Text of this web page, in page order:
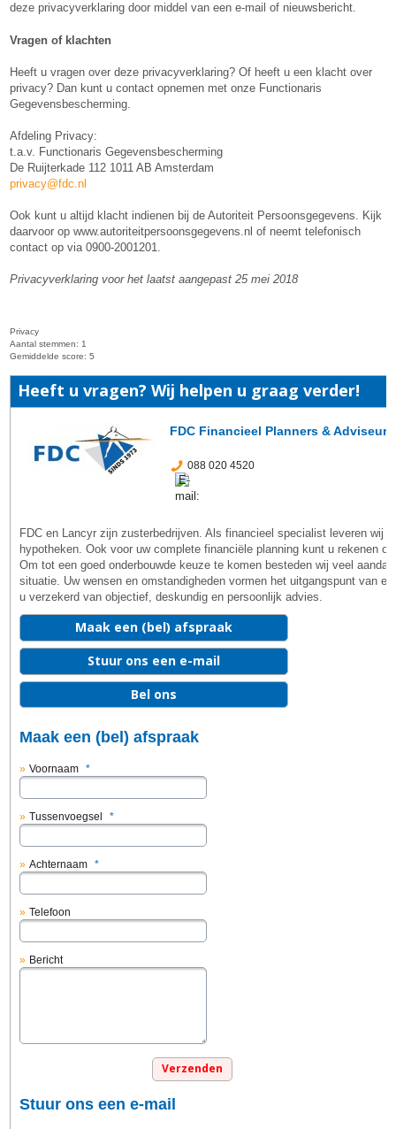
deze privacyverklaring door middel van een e-mail of nieuwsbericht.
Vragen of klachten
Heeft u vragen over deze privacyverklaring? Of heeft u een klacht over
privacy? Dan kunt u contact opnemen met onze Functionaris
Gegevensbescherming.
Afdeling Privacy:
t.a.v. Functionaris Gegevensbescherming
De Ruijterkade 112 1011 AB Amsterdam
privacy@fdc.nl
Ook kunt u altijd klacht indienen bij de Autoriteit Persoonsgegevens. Kijk
daarvoor op www.autoriteitpersoonsgegevens.nl of neemt telefonisch
contact op via 0900-2001201.
Privacyverklaring voor het laatst aangepast 25 mei 2018
Privacy
Aantal stemmen: 1
Gemiddelde score:5
Heeft u vragen? Wij helpen u graag verder!
FDC Financieel Planners & Adviseurs
088 020 4520
FDC en Lancyr zijn zusterbedrijven. Als financieel specialist leveren wij
hypotheken. Ook voor uw complete financiële planning kunt u rekenen
Om tot een goed onderbouwde keuze te komen besteden wij veel
situatie. Uw wensen en omstandigheden vormen het uitgangspunt van
u verzekerd van objectief, deskundig en persoonlijk advies.
Maak een (bel) afspraak
Stuur ons een e-mail
Bel ons
Maak een (bel) afspraak
Voornaam *
Tussenvoegsel *
Achternaam *
Telefoon
Bericht
Stuur ons een e-mail